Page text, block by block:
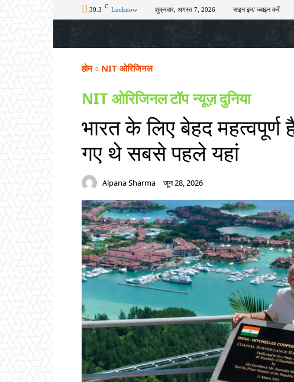
30.3 C Lucknow शुक्रवार, अगस्त 7, 2026 साइन इन/ ज्वाइन करें
अपराध चुनाव खेल
होम NIT ओरिजिनल
NIT ओरिजिनलटॉप न्यूज़दुनिया
भारत के लिए बेहद
गए थे सबसे पहले यहां
Alpana Sharma जून 28, 2026